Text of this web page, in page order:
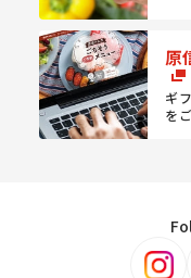
原
ギ
を